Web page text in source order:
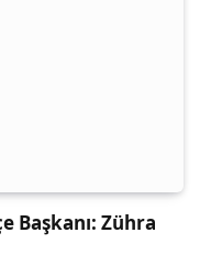
Başkanı: Zühra